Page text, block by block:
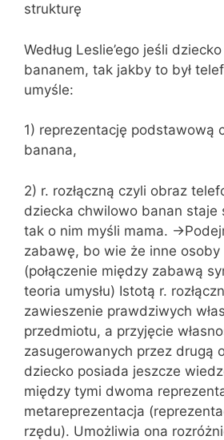
strukturę
Według Leslie’ego jeśli
bananem, tak jakby to był
umyśle:
1) reprezentację podstawową
banana,
2) r. rozłączną czyli obraz
dziecka chwilowo banan staje
tak o nim myśli mama.
zabawę, bo wie że inne osoby
(połączenie między zabawą
teoria umysłu) Istotą r.
zawieszenie prawdziwych
przedmiotu, a przyjęcie
zasugerowanych przez drugą
dziecko posiada jeszcze
między tymi dwoma
metareprezentacja
rzędu). Umożliwia ona